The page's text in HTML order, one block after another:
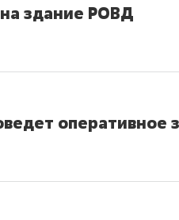
здание РОВД
оперативное